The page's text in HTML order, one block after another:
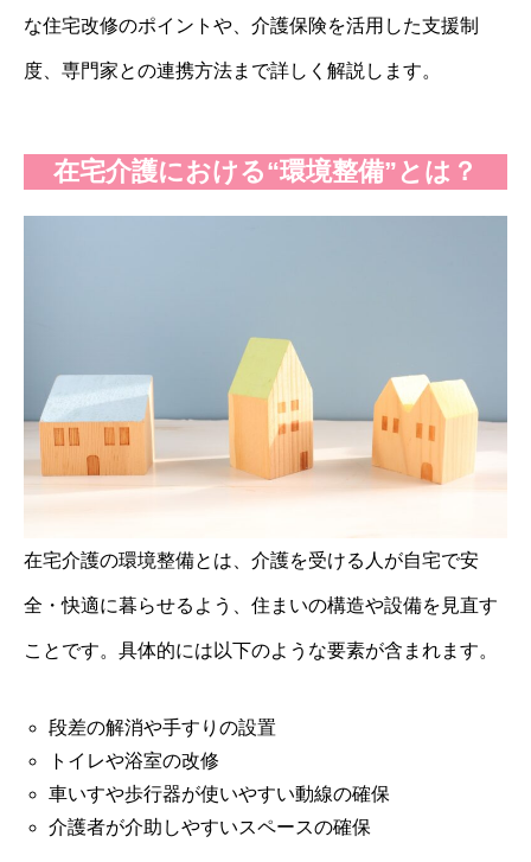
な住宅改修のポイントや、介護保険を活用した支援制
度、専門家との連携方法まで詳しく解説します。
在宅介護における“環境整備”とは？
在宅介護の環境整備とは、介護を受ける人が自宅で安
全・快適に暮らせるよう、住まいの構造や設備を見直す
ことです。具体的には以下のような要素が含まれます。
段差の解消や手すりの設置
トイレや浴室の改修
車いすや歩行器が使いやすい動線の確保
介護者が介助しやすいスペースの確保